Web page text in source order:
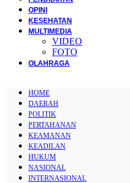
OPINI
KESEHATAN
MULTIMEDIA
VIDEO
FOTO
OLAHRAGA
HOME
DAERAH
POLITIK
PERTAHANAN
KEAMANAN
KEADILAN
HUKUM
NASIONAL
INTERNASIONAL